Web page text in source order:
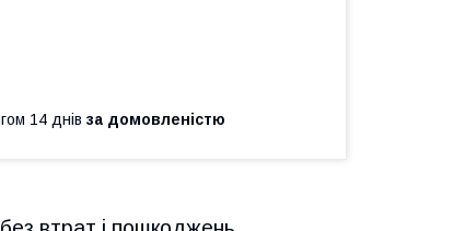
14 днів за домовленістю